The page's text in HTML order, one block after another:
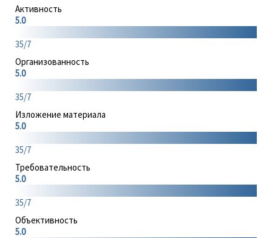
Активность
5.0
35/7
Организованность
5.0
35/7
Изложение материала
5.0
35/7
Требовательность
5.0
35/7
Объективность
5.0